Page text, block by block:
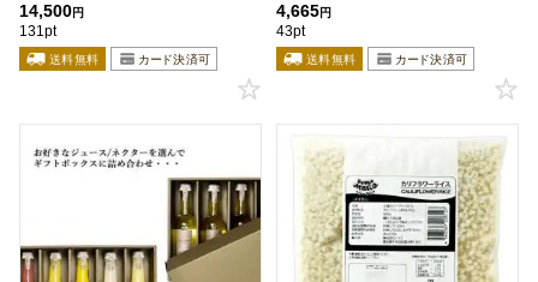
14,500円
131pt
4,665円
43pt